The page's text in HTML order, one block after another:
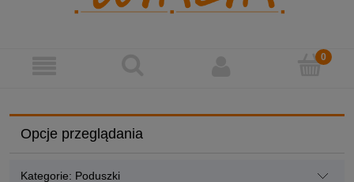
Opcje przeglądania
Kategorie: Poduszki